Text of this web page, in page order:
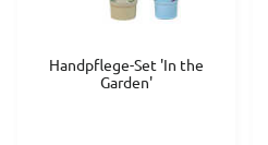
Handpflege-Set 'In the
Garden'